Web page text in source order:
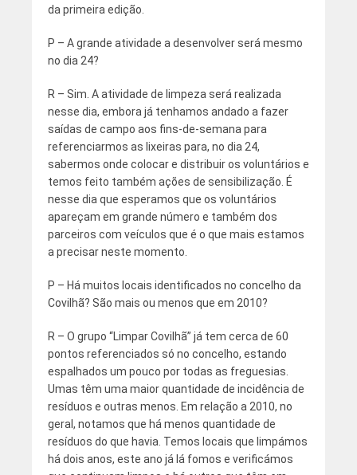
da primeira edição.
P – A grande atividade a desenvolver será mesmo
no dia 24?
R – Sim. A atividade de limpeza será realizada
nesse dia, embora já tenhamos andado a fazer
saídas de campo aos fins-de-semana para
referenciarmos as lixeiras para, no dia 24,
sabermos onde colocar e distribuir os voluntários e
temos feito também ações de sensibilização. É
nesse dia que esperamos que os voluntários
apareçam em grande número e também dos
parceiros com veículos que é o que mais estamos
a precisar neste momento.
P – Há muitos locais identificados no concelho da
Covilhã? São mais ou menos que em 2010?
R – O grupo “Limpar Covilhã” já tem cerca de 60
pontos referenciados só no concelho, estando
espalhados um pouco por todas as freguesias.
Umas têm uma maior quantidade de incidência de
resíduos e outras menos. Em relação a 2010, no
geral, notamos que há menos quantidade de
resíduos do que havia. Temos locais que limpámos
há dois anos, este ano já lá fomos e verificámos